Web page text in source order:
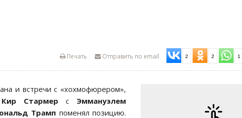
Отправить по email 2 2 1
Печать
и встречи с «хохмофюрером»,
Кир Стармер с Эммануэлем
Трамп поменял позицию.